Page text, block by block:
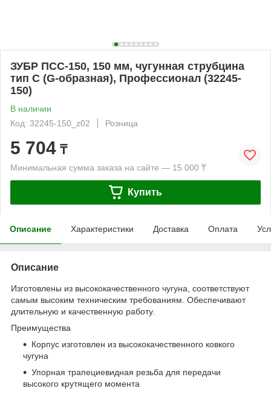
ЗУБР ПСС-150, 150 мм, чугунная струбцина
тип С (G-образная), Профессионал (32245-
150)
В наличии
Код: 32245-150_z02
Розница
5 704 ₸
Минимальная сумма заказа на сайте — 15 000 ₸
Купить
Описание Характеристики Доставка Оплата
Описание
Изготовлены из высококачественного чугуна, соответствуют
самым высоким техническим требованиям. Обеспечивают
длительную и качественную работу.
Преимущества
Корпус изготовлен из высококачественного ковкого
чугуна
Упорная трапециевидная резьба для передачи
высокого крутящего момента